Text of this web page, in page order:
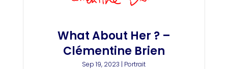
What About Her ? –
Clémentine Brien
Sep 19, 2023 | Portrait